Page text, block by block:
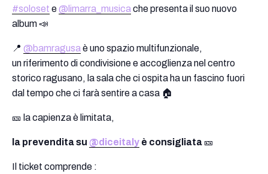
#soloset e@limarra_musicache presenta il suo nuovo
album 📣
📍 @bamragusaè uno spazio multifunzionale,
un riferimento di condivisione e accoglienza nel centro
storico ragusano, la sala che ci ospita ha un fascino fuori
dal tempo che ci farà sentire a casa 🏠
🎫 la capienza è limitata,
la prevendita su @diceitaly è consigliata 🎫
Il ticket comprende :